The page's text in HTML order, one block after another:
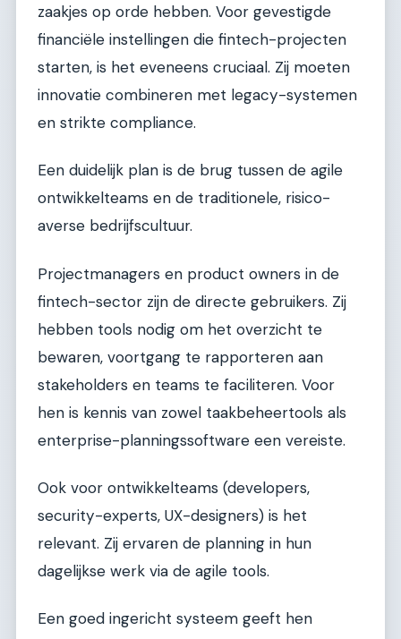
zaakjes op orde hebben. Voor gevestigde
financiële instellingen die fintech-projecten
starten, is het eveneens cruciaal. Zij moeten
innovatie combineren met legacy-systemen
en strikte compliance.
Een duidelijk plan is de brug tussen de agile
ontwikkelteams en de traditionele, risico-
averse bedrijfscultuur.
Projectmanagers en product owners in de
fintech-sector zijn de directe gebruikers. Zij
hebben tools nodig om het overzicht te
bewaren, voortgang te rapporteren aan
stakeholders en teams te faciliteren. Voor
hen is kennis van zowel taakbeheertools als
enterprise-planningssoftware een vereiste.
Ook voor ontwikkelteams (developers,
security-experts, UX-designers) is het
relevant. Zij ervaren de planning in hun
dagelijkse werk via de agile tools.
Een goed ingericht systeem geeft hen